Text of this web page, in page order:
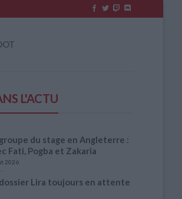
L'ACTU
du stage en Angleterre :
Fati, Pogba et Zakaria
2026
Lira toujours en attente